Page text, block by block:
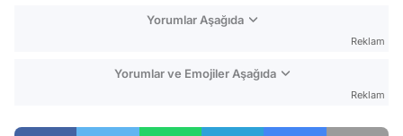
Yorumlar Aşağıda
Reklam
Yorumlar ve Emojiler Aşağıda
Reklam